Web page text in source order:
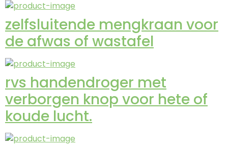
zelfsluitende mengkraan voor
de afwas of wastafel
rvs handendroger met
verborgen knop voor hete of
koude lucht.